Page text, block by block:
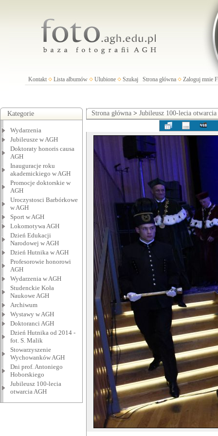
Kontakt Lista albumów Ulubione Szukaj Strona główna Zaloguj mnie
Kategorie
Wydarzenia
Jubileusze w AGH
Doktoraty honoris causa
AGH
Inauguracje roku
akademickiego w AGH
Promocje doktorskie w
AGH
Uroczystosci Barbórkowe
w AGH
Sport w AGH
Lokomotywa AGH
Dzień Edukacji
Narodowej w AGH
Dzień Hutnika w AGH
Profesorowie honorowi
AGH
Wydarzenia w AGH
Studenckie Koła
Naukowe AGH
Archiwum
Wystawy w AGH
Doktoranci AGH
Dzień Hutnika od 2014 -
fot. S. Malik
Stowarzyszenie
Wychowanków AGH
Dni prof. Antoniego
Hoborskiego
Jubileusz 100-lecia
otwarcia AGH
Strona główna > Jubileusz 100-lecia